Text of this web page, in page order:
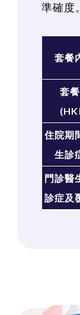
準確度。
套餐
套
住院期
生診
門診醫
診症及